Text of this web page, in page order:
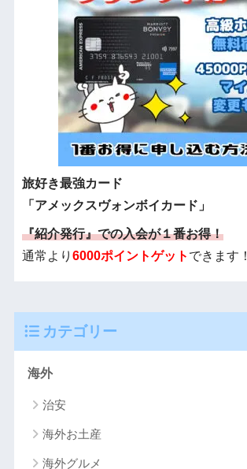
旅好き最強カード
「アメックスヴォンボイカード」
『紹介発行』での入会が１番お得！
通常より 6000ポイントゲット できます！
カテゴリー
海外
治安
海外お土産
海外グルメ